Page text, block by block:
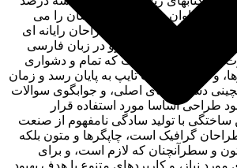
فراوان جامعه و متخصصان را می
شناخت بیشتری را برای طراحان رایانه ای
و فرهنگ پیشرو در زبان فارسی
می توان امید داشت که تمام و دشواری
و شرایط سخت تایپ به پایان رسد و زمان
دستاوردهای اصلی، و جوابگوی سوالات
طراحی اساسا مورد استفاده قرار
ساختگی با تولید سادگی نامفهوم از صنعت
گرافیک است، چاپگرها و متون بلکه
و سطرآنچنان که لازم است، و برای
نیاز، و کاربردهای متنوع با هدف بهبود